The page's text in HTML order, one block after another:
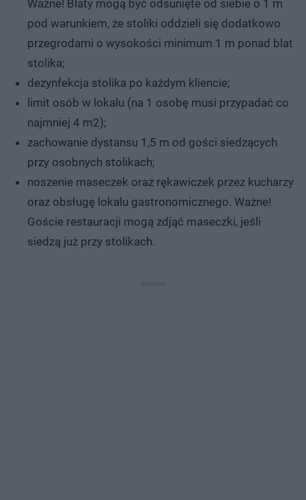
Ważne! Blaty mogą być odsunięte od siebie o 1 m
pod warunkiem, że stoliki oddzieli się dodatkowo
przegrodami o wysokości minimum 1 m ponad blat
stolika;
dezynfekcja stolika po każdym kliencie;
limit osób w lokalu (na 1 osobę musi przypadać co
najmniej 4 m2);
zachowanie dystansu 1,5 m od gości siedzących
przy osobnych stolikach;
noszenie maseczek oraz rękawiczek przez kucharzy
oraz obsługę lokalu gastronomicznego. Ważne!
Goście restauracji mogą zdjąć maseczki, jeśli
siedzą już przy stolikach.